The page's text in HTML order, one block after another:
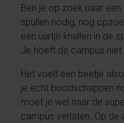
Ben je op zoek naar
spullen nodig, nog
een uurtje knallen in de
Je hoeft de campus niet
Het voelt een beetje
je echt boodschappen
moet je wel naar de
campus verlaten. Op de